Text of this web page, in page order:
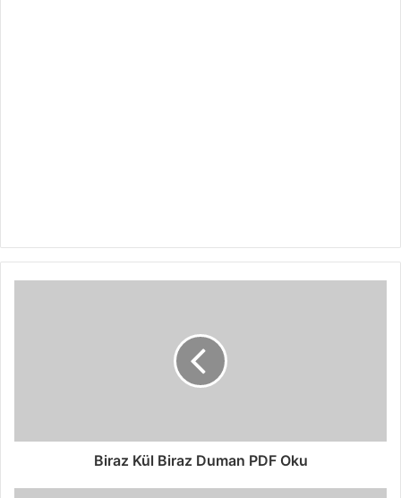
Biraz Kül Biraz Duman PDF Oku